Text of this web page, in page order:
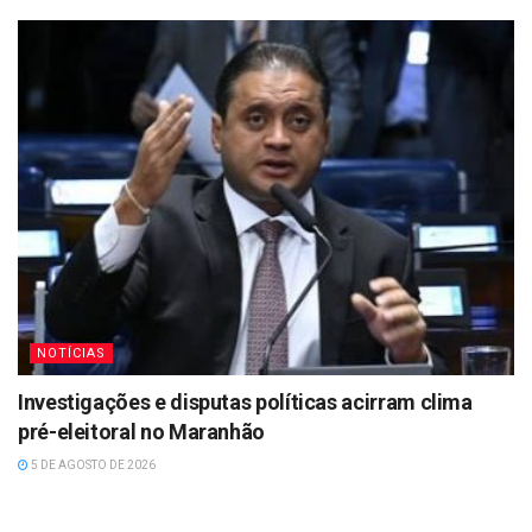
NOTÍCIAS
Investigações e disputas políticas acirram clima
pré-eleitoral no Maranhão
5 DE AGOSTO DE 2026